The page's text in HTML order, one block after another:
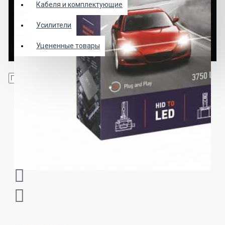
Кабеля и комплектующие
Усилители
Уцененные товары